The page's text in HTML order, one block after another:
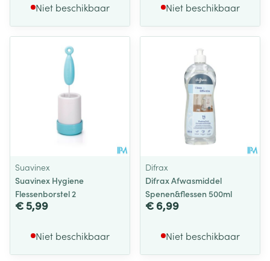
Niet beschikbaar Niet beschikbaar
Suavinex
Suavinex Hygiene
Flessenborstel 2
€ 5,99
Niet beschikbaar
Difrax
Difrax Afwasmiddel
Spenen&flessen 500ml
€ 6,99
Niet beschikbaar